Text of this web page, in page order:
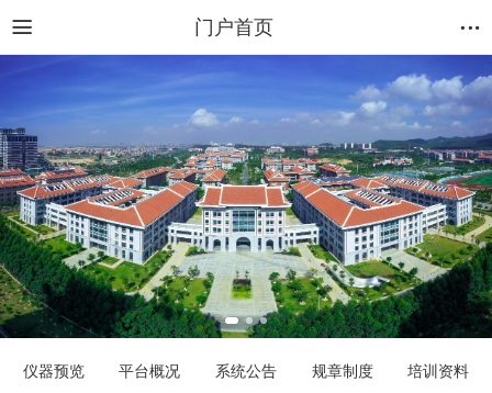
门户首页
仪器预览 平台概况 系统公告 规章制度
培训资料